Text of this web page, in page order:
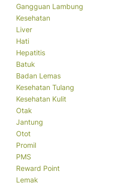
Gangguan Lambung
Kesehatan
Liver
Hati
Hepatitis
Batuk
Badan Lemas
Kesehatan Tulang
Kesehatan Kulit
Otak
Jantung
Otot
Promil
PMS
Reward Point
Lemak